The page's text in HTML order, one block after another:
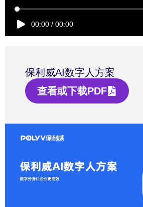
00:00 / 00:00
保利威AI数字人方案
查看或下载PDF